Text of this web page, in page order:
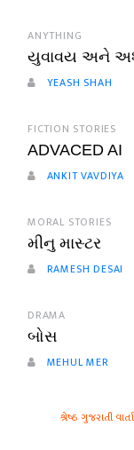
ANYTHING
યુવાવય અને
YEASH SHAH
FICTION STORIES
ADVACED AI
ANKIT VAVDIYA
MORAL STORIES
મીનુ માસ્ટર
RAMESH DESAI
DRAMA
બોસ
MEHUL MER
શ્રેષ્ઠ ગુજરાતી